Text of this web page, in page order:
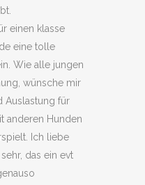
einen klasse
eine tolle
Wie alle jungen
wünsche mir
Auslastung für
anderen Hunden
Ich liebe
das ein evt